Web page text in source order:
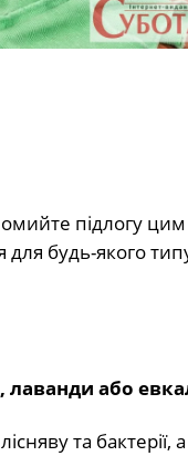
підлогу
будь-якого
лаванди або
та бактерії,